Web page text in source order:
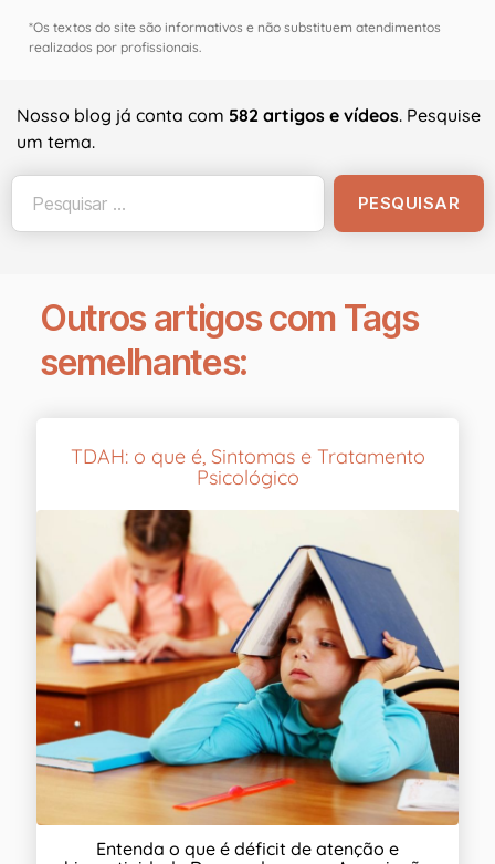
*Os textos do site são informativos e não substituem atendimentos
realizados por profissionais.
Nosso blog já conta com 582 artigos e vídeos. Pesquise
um tema.
Outros artigos com Tags
semelhantes:
TDAH: o que é, Sintomas e Tratamento
Psicológico
Entenda o que é déficit de atenção e